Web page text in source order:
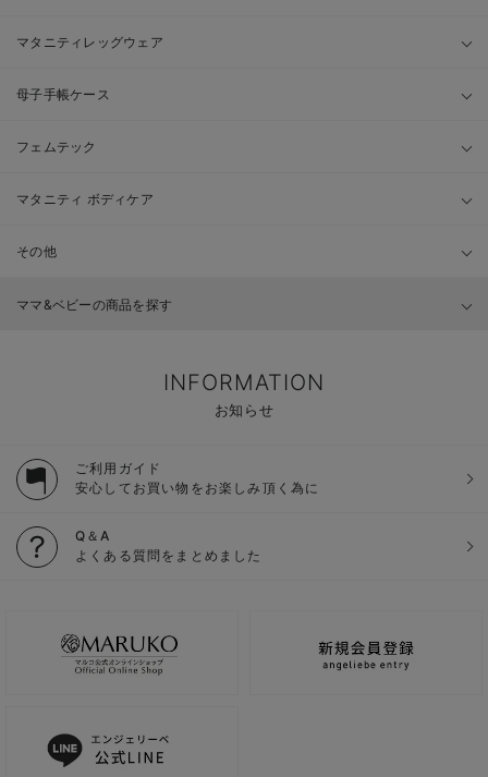
マタニティレッグウェア
母子手帳ケース
フェムテック
マタニティ ボディケア
その他
ママ&ベビーの商品を探す
INFORMATION
お知らせ
ご利用ガイド
安心してお買い物をお楽しみ頂く為に
Q＆A
よくある質問をまとめました